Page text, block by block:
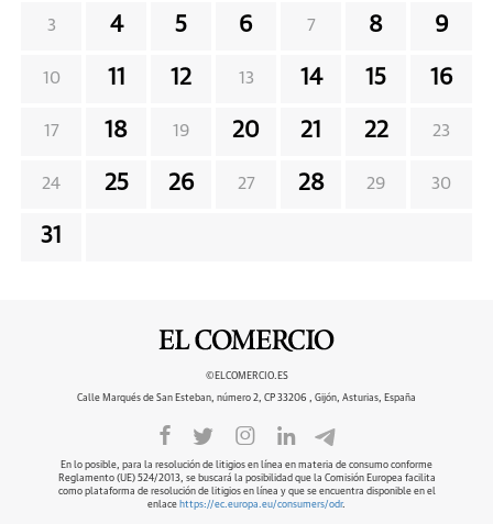
3 4 5 6 7 8 9
10 11 12 13 14 15 16
17 18 19 20 21 22 23
24 25 26 27 28 29 30
31
©ELCOMERCIO.ES
Calle Marqués de San Esteban, número 2, CP 33206 , Gijón, Asturias, España
En lo posible, para la resolución de litigios en línea en materia de consumo conforme
Reglamento (UE) 524/2013, se buscará la posibilidad que la Comisión Europea facilita
como plataforma de resolución de litigios en línea y que se encuentra disponible en el
enlace https://ec.europa.eu/consumers/odr.